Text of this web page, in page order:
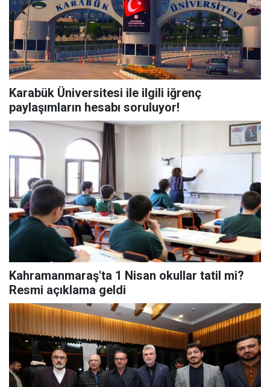
Karabük Üniversitesi ile ilgili iğrenç
paylaşımların hesabı soruluyor!
Kahramanmaraş'ta 1 Nisan okullar tatil mi?
Resmi açıklama geldi